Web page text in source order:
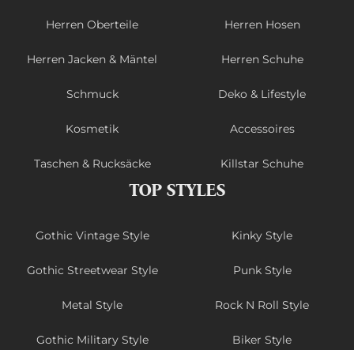
Herren Oberteile Herren Hosen
Herren Jacken & Mäntel Herren Schuhe
Schmuck Deko & Lifestyle
Kosmetik Accessoires
Taschen & Rucksäcke Killstar Schuhe
TOP STYLES
Gothic Vintage Style Kinky Style
Gothic Streetwear Style Punk Style
Metal Style Rock N Roll Style
Gothic Military Style Biker Style